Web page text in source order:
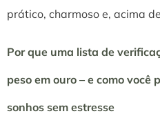
prático, charmoso e, acima
Por que uma lista de
peso em ouro – e como
sonhos sem estresse